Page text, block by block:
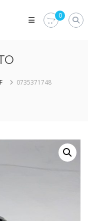
0
0735371748